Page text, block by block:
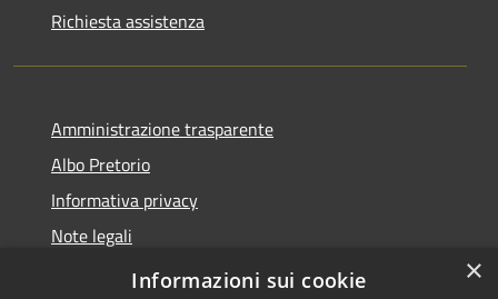
Richiesta assistenza
Amministrazione trasparente
Albo Pretorio
Informativa privacy
Note legali
Dichiarazione di accessibilità
×
Informazioni sui cookie